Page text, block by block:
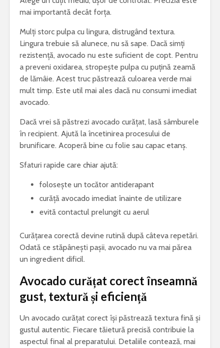
mai importantă decât forța.
Mulți storc pulpa cu lingura, distrugând textura.
Lingura trebuie să alunece, nu să sape. Dacă simți
rezistență, avocado nu este suficient de copt. Pentru
a preveni oxidarea, stropește pulpa cu puțină zeamă
de lămâie. Acest truc păstrează culoarea verde mai
mult timp. Este util mai ales dacă nu consumi imediat
avocado.
Dacă vrei să păstrezi avocado curățat, lasă sâmburele
în recipient. Ajută la încetinirea procesului de
brunificare. Acoperă bine cu folie sau capac etanș.
Sfaturi rapide care chiar ajută:
folosește un tocător antiderapant
curăță avocado imediat înainte de utilizare
evită contactul prelungit cu aerul
Curățarea corectă devine rutină după câteva repetări.
Odată ce stăpânești pașii, avocado nu va mai părea
un ingredient dificil.
Avocado curățat corect înseamnă
gust, textură și eficiență
Un avocado curățat corect își păstrează textura fină și
gustul autentic. Fiecare tăietură precisă contribuie la
aspectul final al preparatului. Detaliile contează, mai